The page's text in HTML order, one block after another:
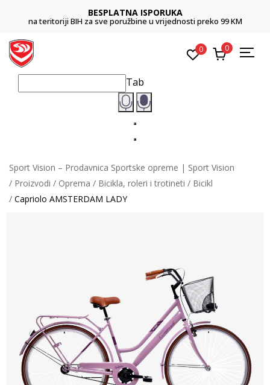
BESPLATNA ISPORUKA
na teritoriji BIH za sve poružbine u vrijednosti preko 99 KM
0 0
Tab
Sport Vision – Prodavnica Sportske opreme | Sport Vision
Proizvodi
Oprema Bicikla, roleri i trotineti
Bicikl
Capriolo AMSTERDAM LADY